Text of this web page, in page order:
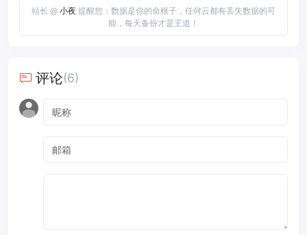
站长 @ 小夜 提醒您：数据是你的命根子，任何云都有丢失数据的可
能，每天备份才是王道！
评论(6)